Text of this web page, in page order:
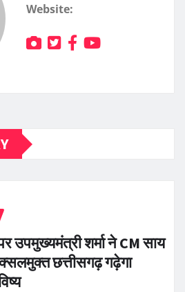
Website:
उपमुख्यमंत्री शर्मा ने CM साय
छत्तीसगढ़ गढ़ेगा